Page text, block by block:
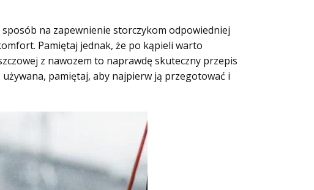
sposób na zapewnienie storczykom odpowiedniej
Pamiętaj jednak, że po kąpieli warto
z nawozem to naprawdę skuteczny przepis
pamiętaj, aby najpierw ją przegotować i